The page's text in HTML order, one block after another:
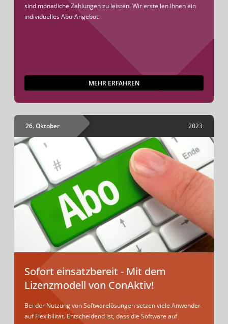
sind monatliche Zahlungen zu leisten. Wir erstellen Ihnen ein
individuelles Abo-Angebot.
MEHR ERFAHREN
26. Oktober 2023
Sofort einsatzbereit - Mit dem
Lizenzmodell von ConAktiv!
Bei der Nutzung von Softwarelösungen setzen viele Anwender
auf Flexibilität. Entscheidend ist, dass die Software auf